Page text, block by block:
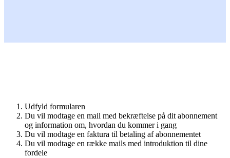
Udfyld formularen
Du vil modtage en mail med bekræftelse på dit abonnement
og information om, hvordan du kommer i gang
Du vil modtage en faktura til betaling af abonnementet
Du vil modtage en række mails med introduktion til dine
fordele